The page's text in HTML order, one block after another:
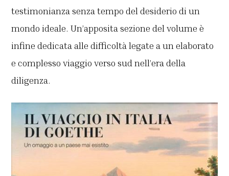
testimonianza senza tempo del desiderio di un
mondo ideale. Un’apposita sezione del volume è
infine dedicata alle difficoltà legate a un elaborato
e complesso viaggio verso sud nell’era della
diligenza.